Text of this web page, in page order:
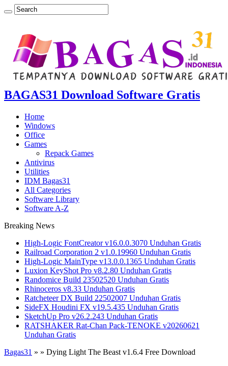
BAGAS31 Download Software Gratis
Home
Windows
Office
Games
Repack Games
Antivirus
Utilities
IDM Bagas31
All Categories
Software Library
Software A-Z
Breaking News
High-Logic FontCreator v16.0.0.3070 Unduhan Gratis
Railroad Corporation 2 v1.0.19960 Unduhan Gratis
High-Logic MainType v13.0.0.1365 Unduhan Gratis
Luxion KeyShot Pro v8.2.80 Unduhan Gratis
Randomice Build 23502520 Unduhan Gratis
Rhinoceros v8.33 Unduhan Gratis
Ratcheteer DX Build 22502007 Unduhan Gratis
SideFX Houdini FX v19.5.435 Unduhan Gratis
SketchUp Pro v26.2.243 Unduhan Gratis
RATSHAKER Rat-Chan Pack-TENOKE v20260621
Unduhan Gratis
Bagas31 » » Dying Light The Beast v1.6.4 Free Download